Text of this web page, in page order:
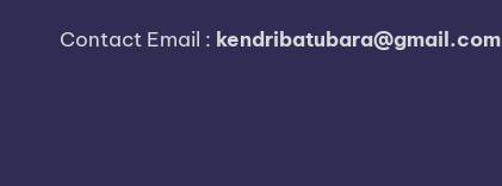
n
Contact Email : kendribatubara@gmail.com